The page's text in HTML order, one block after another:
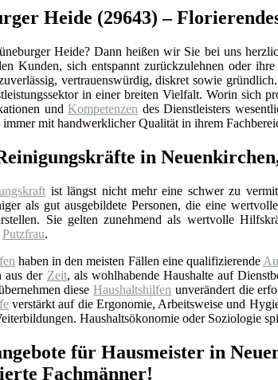
Heide (29643) –
Heide? Dann heißen wir Sie bei uns
Kunden, sich entspannt zurückzulehnen oder ihre
vertrauenswürdig, diskret sowie
in einer breiten Vielfalt. Worin sich
und Kompetenzen des Dienstleisters
immer mit handwerklicher Qualität in ihrem
in
ist längst nicht mehr eine schwer zu
als gut ausgebildete Personen, die eine
Sie gelten zunehmend als wertvolle
Putzfrau.
haben in den meisten Fällen eine qualifizierende
aus der Zeit, als wohlhabende Haushalte auf
dieseHaushaltshilfen unverändert die
verstärkt auf die Ergonomie, Arbeitsweise und
Haushaltsökonomie oder Soziologie
für Hausmeister in
Fachmänner!